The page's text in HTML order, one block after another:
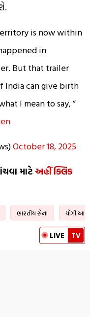
is now within
in
But that trailer
India can give birth
I mean to say, ”
October 18, 2025
માટે અહીં ક્લિક
ભારતીય સેના યોગી
LIVE TV